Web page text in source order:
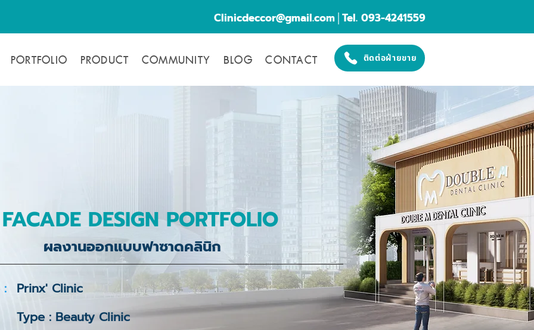
Clinicdeccor@gmail.com│Tel. 093-4241559
PORTFOLIO PRODUCT COMMUNITY BLOG CONTACT ติดต่อฝ่ายขาย
FACADE DESIGN PORTFOLIO
ผลงานออกแบบฟาซาดคลินิก
: Prinx' Clinic
Type : Beauty Clinic